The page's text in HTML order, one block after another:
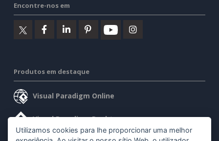
Encontre-nos em
Produtos em destaque
Visual Paradigm Online
Visual Paradigm Desktop
Utilizamos cookies para lhe proporcionar uma melhor